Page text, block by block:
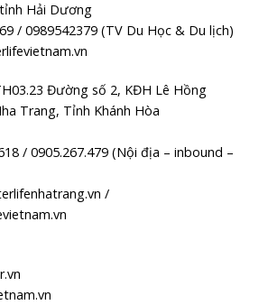
Hải Dương
/ 0989542379 (TV Du Học & Du lịch)
Đường số 2, KĐH Lê Hồng
Trang, Tỉnh Khánh Hòa
/ 0905.267.479 (Nội địa – inbound –
/